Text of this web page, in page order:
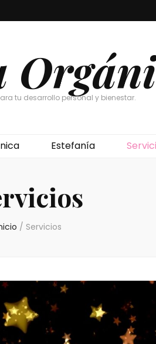
tu desarrollo personal y bienestar.
Estefanía
/ Servicios